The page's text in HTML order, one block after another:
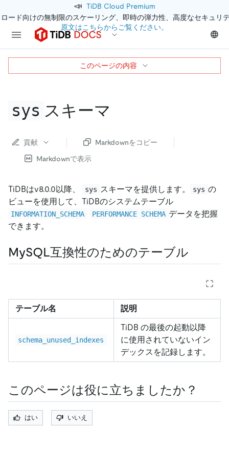
📣 TiDB Cloud Premium
ード向けの無制限のスケーリング、即時の弾力性、高度なセキュリ
原文はこちらからご覧ください。
sys スキーマ
貢献
Markdownをコピー
Markdownで表示
TiDBはv8.0.0以降、 sys スキーマを提供します。 sys の
ビューを使用して、TiDBのシステムテーブル
INFORMATION_SCHEMA PERFORMANCE SCHEMA データを把握
できます。
MySQL互換性のためのテーブル
テーブル名 説明
schema_unused_indexes
TiDB の最後の起動以降
に使用されていないイン
デックスを記録します。
このページは役に立ちましたか？
はい いいえ
このページの内容